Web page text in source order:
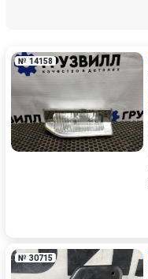
№ 14158
№ 30715